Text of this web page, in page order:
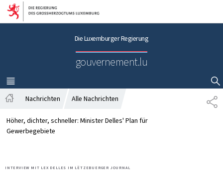
Zur Hauptnavigation
Zum Inhalt
Die Luxemburger Regierung
gouvernement.lu
MENÜ
HAUPT-
SUCHFLED ANZEIGEN / SCHLIESSEN
T
E
t
a
e
Nachrichten Alle Nachrichten
Höher, dichter, schneller: Minister Delles' Plan für
Gewerbegebiete
INTERVIEW MIT LEX DELLES IM LËTZEBUERGER JOURNAL